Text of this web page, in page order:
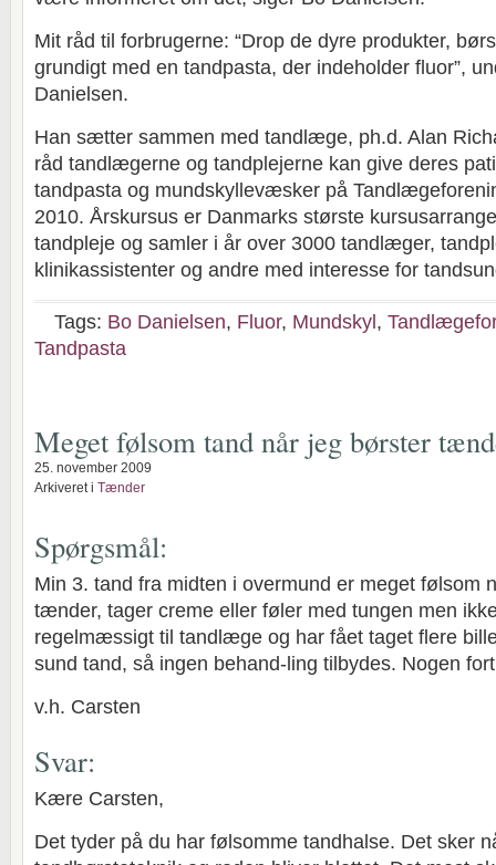
Mit råd til forbrugerne: “Drop de dyre produkter,
grundigt med en tandpasta, der indeholder fluor”,
Danielsen.
Han sætter sammen med tandlæge, ph.d. Alan
råd tandlægerne og tandplejerne kan give deres
tandpasta og mundskyllevæsker på
2010. Årskursus er Danmarks største
tandpleje og samler i år over 3000 tandlæger,
klinikassistenter og andre med interesse for
Tags: Bo Danielsen, Fluor, Mundskyl ,
Tandpasta
Meget følsom tand når jeg børster
25. november 2009
Arkiveret i Tænder
Spørgsmål:
Min 3. tand fra midten i overmund er meget følsom
tænder, tager creme eller føler med tungen men
regelmæssigt til tandlæge og har fået taget flere
sund tand, så ingen behand-ling tilbydes. Nogen
v.h. Carsten
Svar:
Kære Carsten,
Det tyder på du har følsomme tandhalse. Det sker